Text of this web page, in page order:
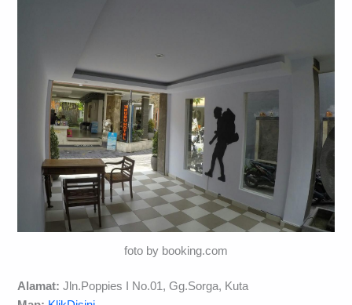
foto by booking.com
Alamat: Jln.Poppies I No.01, Gg.Sorga, Kuta